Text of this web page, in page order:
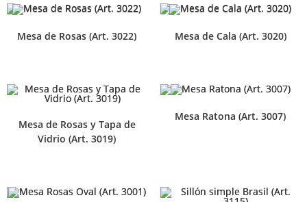
Mesa de Rosas (Art. 3022) Mesa de Cala (Art. 3020)
Mesa de Rosas y Tapa de
Vidrio (Art. 3019)
Mesa Ratona (Art. 3007)